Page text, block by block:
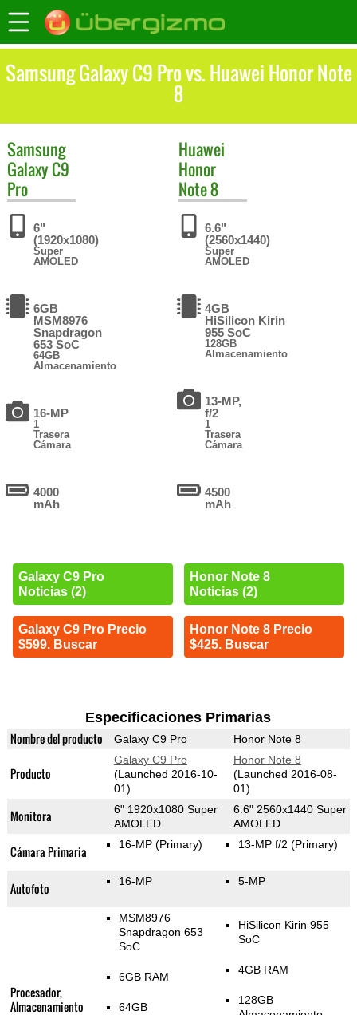
Samsung Galaxy C9 Pro vs. Huawei Honor Note
8
Samsung
Galaxy C9
Pro
6"
(1920x1080)
Super
AMOLED
6GB
MSM8976
Snapdragon
653 SoC
64GB
Almacenamiento
16-MP
1
Trasera
Cámara
4000
mAh
Galaxy C9 Pro
Noticias (2)
Galaxy C9 Pro Precio
$599. Buscar
Huawei
Honor
Note 8
6.6"
(2560x1440)
Super
AMOLED
4GB
HiSilicon Kirin
955 SoC
128GB
Almacenamiento
13-MP,
f/2
1
Trasera
Cámara
4500
mAh
Honor Note 8
Noticias (2)
Honor Note 8 Precio
$425. Buscar
Especificaciones Primarias
Nombre del producto Galaxy C9 Pro Honor Note 8
Producto
Galaxy C9 Pro
(Launched 2016-10-
01)
Honor Note 8
(Launched 2016-08-
01)
Monitora
6" 1920x1080 Super
AMOLED
6.6" 2560x1440 Super
AMOLED
Cámara Primaria 16-MP (Primary) 13-MP f/2 (Primary)
Autofoto 16-MP 5-MP
Procesador,
Almacenamiento
MSM8976
Snapdragon 653
SoC
6GB RAM
64GB
HiSilicon Kirin 955
SoC
4GB RAM
128GB